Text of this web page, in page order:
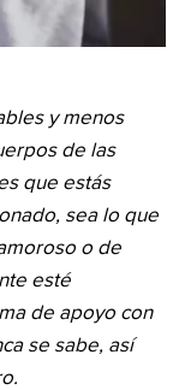
y menos
de las
que estás
sea lo que
o de
esté
de apoyo con
se sabe, así